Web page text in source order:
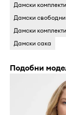
Дамски
Дамски
Дамски
Дамски сака
Подобни